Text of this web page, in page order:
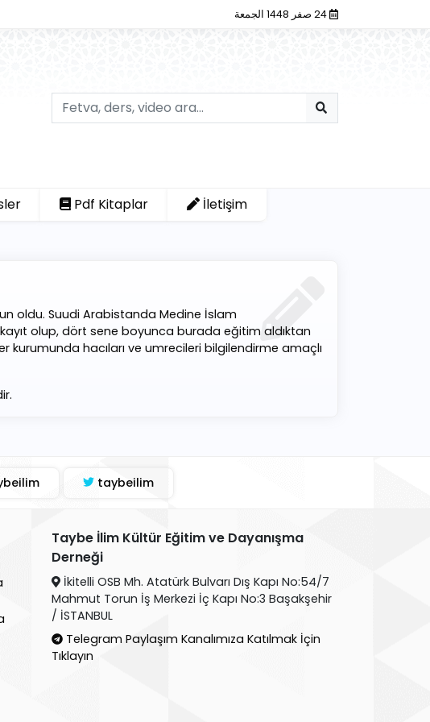
24 صفر 1448 الجمعة
Pdf Kitaplar İletişim
oldu. Suudi Arabistanda Medine İslam
olup, dört sene boyunca burada eğitim aldıktan
kurumunda hacıları ve umrecileri bilgilendirme amaçlı
taybeilim
Taybe İlim Kültür Eğitim ve Dayanışma
Derneği
İkitelli OSB Mh. Atatürk Bulvarı Dış Kapı No:54/7
Mahmut Torun İş Merkezi İç Kapı No:3 Başakşehir
/ İSTANBUL
Telegram Paylaşım Kanalımıza Katılmak İçin
Tıklayın